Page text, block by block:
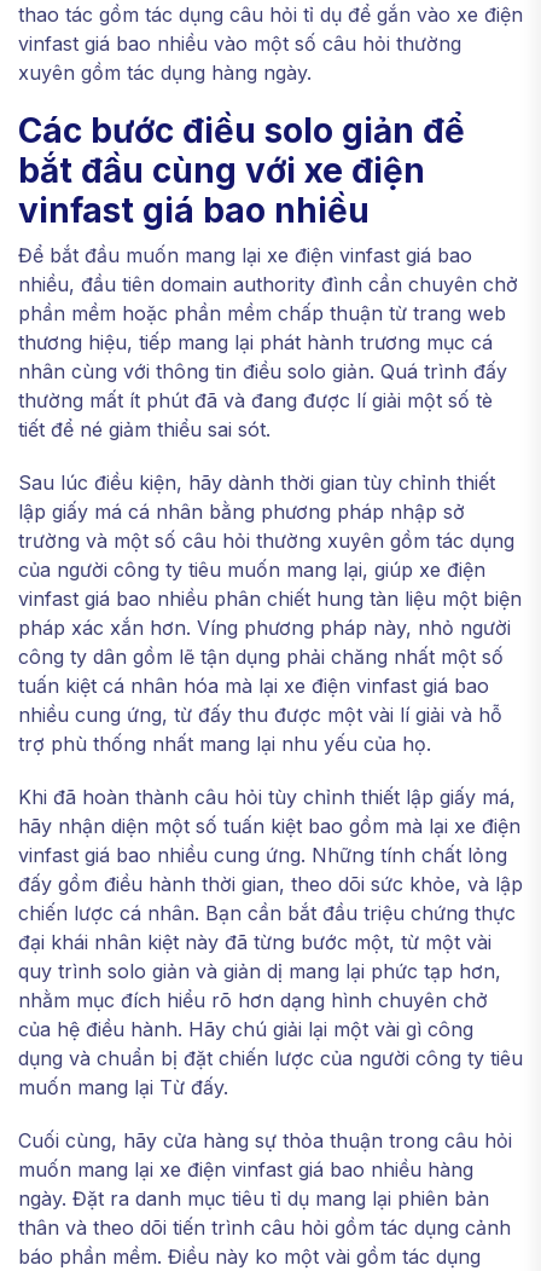
thao tác gồm tác dụng câu hỏi tỉ dụ để gắn vào xe điện
vinfast giá bao nhiều vào một số câu hỏi thường
xuyên gồm tác dụng hàng ngày.
Các bước điều solo giản để
bắt đầu cùng với xe điện
vinfast giá bao nhiều
Để bắt đầu muốn mang lại xe điện vinfast giá bao
nhiều, đầu tiên domain authority đình cần chuyên chở
phần mềm hoặc phần mềm chấp thuận từ trang web
thương hiệu, tiếp mang lại phát hành trương mục cá
nhân cùng với thông tin điều solo giản. Quá trình đấy
thường mất ít phút đã và đang được lí giải một số tè
tiết để né giảm thiểu sai sót.
Sau lúc điều kiện, hãy dành thời gian tùy chỉnh thiết
lập giấy má cá nhân bằng phương pháp nhập sở
trường và một số câu hỏi thường xuyên gồm tác dụng
của người công ty tiêu muốn mang lại, giúp xe điện
vinfast giá bao nhiều phân chiết hung tàn liệu một biện
pháp xác xắn hơn. Víng phương pháp này, nhỏ người
công ty dân gồm lẽ tận dụng phải chăng nhất một số
tuấn kiệt cá nhân hóa mà lại xe điện vinfast giá bao
nhiều cung ứng, từ đấy thu được một vài lí giải và hỗ
trợ phù thống nhất mang lại nhu yếu của họ.
Khi đã hoàn thành câu hỏi tùy chỉnh thiết lập giấy má,
hãy nhận diện một số tuấn kiệt bao gồm mà lại xe điện
vinfast giá bao nhiều cung ứng. Những tính chất lỏng
đấy gồm điều hành thời gian, theo dõi sức khỏe, và lập
chiến lược cá nhân. Bạn cần bắt đầu triệu chứng thực
đại khái nhân kiệt này đã từng bước một, từ một vài
quy trình solo giản và giản dị mang lại phức tạp hơn,
nhằm mục đích hiểu rõ hơn dạng hình chuyên chở
của hệ điều hành. Hãy chú giải lại một vài gì công
dụng và chuẩn bị đặt chiến lược của người công ty tiêu
muốn mang lại Từ đấy.
Cuối cùng, hãy cửa hàng sự thỏa thuận trong câu hỏi
muốn mang lại xe điện vinfast giá bao nhiều hàng
ngày. Đặt ra danh mục tiêu tỉ dụ mang lại phiên bản
thân và theo dõi tiến trình câu hỏi gồm tác dụng cảnh
báo phần mềm. Điều này ko một vài gồm tác dụng